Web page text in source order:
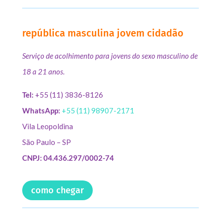
república masculina jovem cidadão
Serviço de acolhimento para jovens do sexo masculino de
18 a 21 anos.
Tel: +55 (11) 3836-8126
WhatsApp: +55 (11) 98907-2171
Vila Leopoldina
São Paulo – SP
CNPJ: 04.436.297/0002-74
como chegar